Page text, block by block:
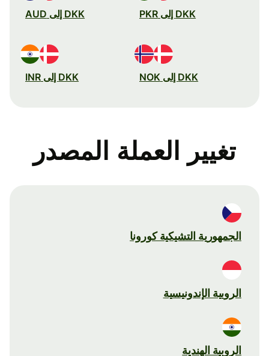
DKK إلى PKR DKK إلى AUD
DKK إلى NOK DKK إلى INR
تغيير العملة المصدر
الجمهورية التشيكية كورونا
الروبية الإندونيسية
الروبية الهندية